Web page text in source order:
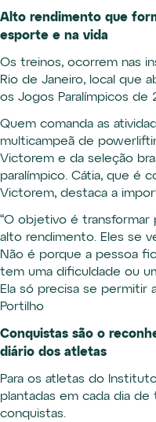
Alto rendimento que
esporte e na vida
Os treinos, ocorrem nas
Rio de Janeiro, local que
os Jogos Paralímpicos de
Quem comanda as
multicampeã de
Victorem e da seleção
paralímpico. Cátia, que é
Victorem, destaca a
“O objetivo é transformar
alto rendimento. Eles se
Não é porque a pessoa
tem uma dificuldade ou
Ela só precisa se permitir
Portilho
Conquistas são o
diário dos atletas
Para os atletas do
plantadas em cada dia
conquistas.